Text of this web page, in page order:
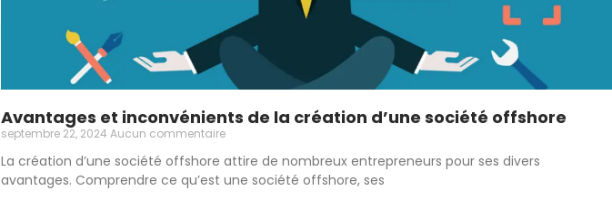
Avantages et inconvénients de la création d’une société offshore
septembre 22, 2024 Aucun commentaire
La création d’une société offshore attire de nombreux entrepreneurs pour ses divers
avantages. Comprendre ce qu’est une société offshore, ses